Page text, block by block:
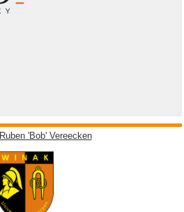
Ruben 'Bob' Vereecken